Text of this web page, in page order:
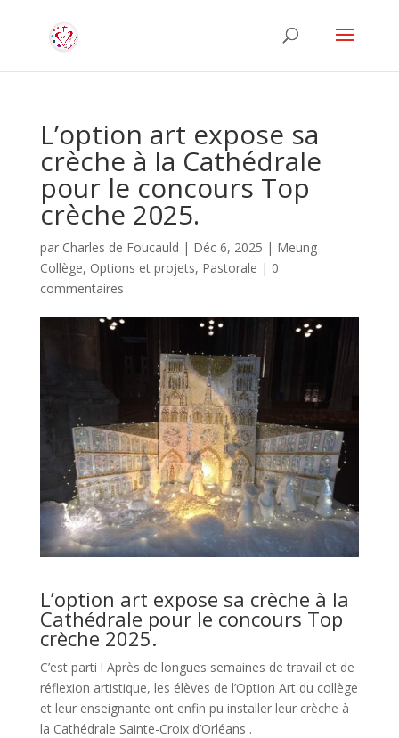
L’option art expose sa
crèche à la Cathédrale
pour le concours Top
crèche 2025.
par Charles de Foucauld | Déc 6, 2025 | Meung
Collège, Options et projets, Pastorale | 0
commentaires
L’option art expose sa crèche à la
Cathédrale pour le concours Top
crèche 2025.
C’est parti ! Après de longues semaines de travail et de
réflexion artistique, les élèves de l’Option Art du collège
et leur enseignante ont enfin pu installer leur crèche à
la Cathédrale Sainte-Croix d’Orléans .